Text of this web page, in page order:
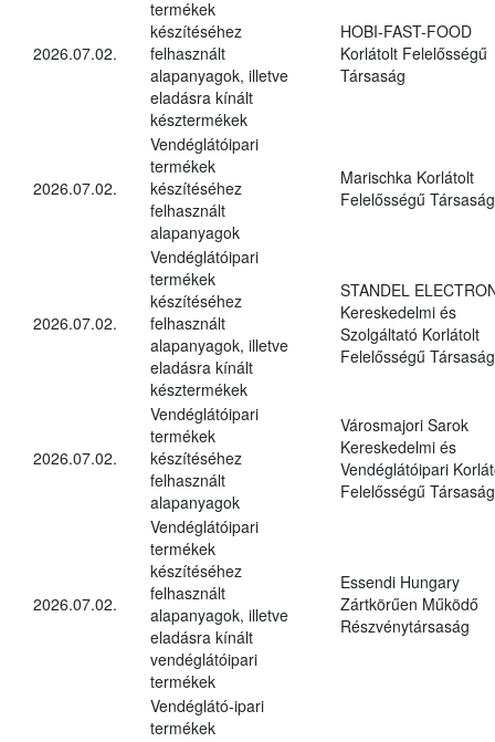
2026.07.02.
termékek
készítéséhez
felhasznált
alapanyagok, illetve
eladásra kínált
késztermékek
HOBI-FAST-FOOD
Korlátolt Felelősségű
Társaság
2026.07.02.
Vendéglátóipari
termékek
készítéséhez
felhasznált
alapanyagok
Marischka Korlátolt
Felelősségű Társaság
2026.07.02.
Vendéglátóipari
termékek
készítéséhez
felhasznált
alapanyagok, illetve
eladásra kínált
késztermékek
STANDEL
Kereskedelmi és
Szolgáltató Korlátolt
Felelősségű Társaság
2026.07.02.
Vendéglátóipari
termékek
készítéséhez
felhasznált
alapanyagok
Városmajori Sarok
Kereskedelmi és
Vendéglátóipari
Felelősségű Társaság
2026.07.02.
Vendéglátóipari
termékek
készítéséhez
felhasznált
alapanyagok, illetve
eladásra kínált
vendéglátóipari
termékek
Essendi Hungary
Zártkörűen Működő
Részvénytársaság
Vendéglátó-ipari
termékek